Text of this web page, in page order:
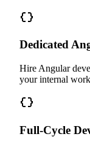
Dedicated
Hire Angular
your internal
Full-Cycle